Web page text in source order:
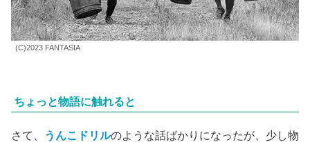
(C)2023 FANTASIA
ちょっと物語に触れると
さて、 うんこドリルのような話ばかりになったが、少し物